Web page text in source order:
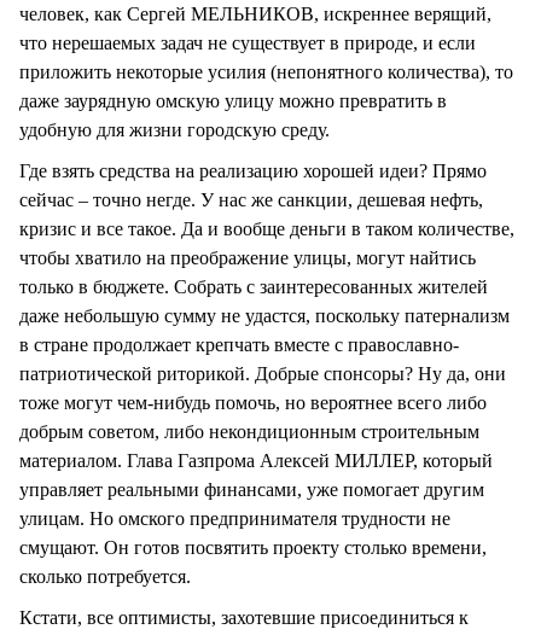
человек, как Сергей МЕЛЬНИКОВ, искреннее верящий,
что нерешаемых задач не существует в природе, и если
приложить некоторые усилия (непонятного количества), то
даже заурядную омскую улицу можно превратить в
удобную для жизни городскую среду.
Где взять средства на реализацию хорошей идеи? Прямо
сейчас – точно негде. У нас же санкции, дешевая нефть,
кризис и все такое. Да и вообще деньги в таком количестве,
чтобы хватило на преображение улицы, могут найтись
только в бюджете. Собрать с заинтересованных жителей
даже небольшую сумму не удастся, поскольку патернализм
в стране продолжает крепчать вместе с православно-
патриотической риторикой. Добрые спонсоры? Ну да, они
тоже могут чем-нибудь помочь, но вероятнее всего либо
добрым советом, либо некондиционным строительным
материалом. Глава Газпрома Алексей МИЛЛЕР, который
управляет реальными финансами, уже помогает другим
улицам. Но омского предпринимателя трудности не
смущают. Он готов посвятить проекту столько времени,
сколько потребуется.
Кстати, все оптимисты, захотевшие присоединиться к